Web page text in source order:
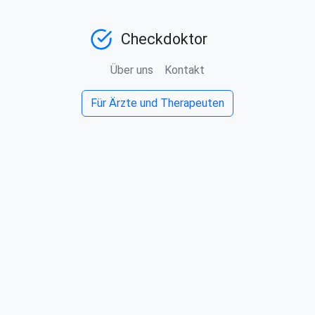
Checkdoktor
Über uns Kontakt
Für Ärzte und Therapeuten